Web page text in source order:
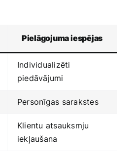
Pielāgojuma iespējas
Individualizēti
piedāvājumi
Personīgas sarakstes
Klientu atsauksmju
iekļaušana